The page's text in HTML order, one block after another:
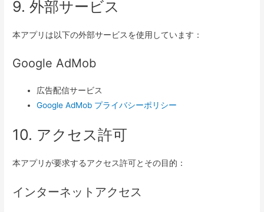
9. 外部サービス
本アプリは以下の外部サービスを使用しています：
Google AdMob
広告配信サービス
Google AdMob プライバシーポリシー
10. アクセス許可
本アプリが要求するアクセス許可とその目的：
インターネットアクセス